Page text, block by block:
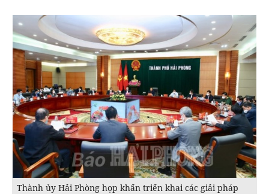
Thành ủy Hải Phòng họp khẩn triển khai các giải pháp